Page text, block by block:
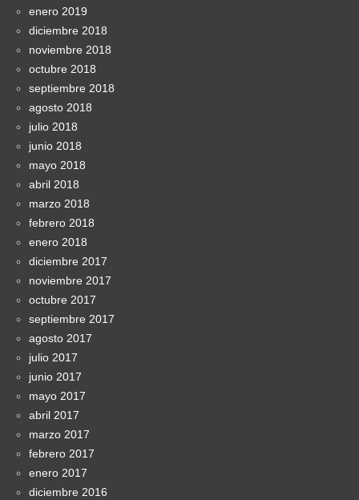
enero 2019
diciembre 2018
noviembre 2018
octubre 2018
septiembre 2018
agosto 2018
julio 2018
junio 2018
mayo 2018
abril 2018
marzo 2018
febrero 2018
enero 2018
diciembre 2017
noviembre 2017
octubre 2017
septiembre 2017
agosto 2017
julio 2017
junio 2017
mayo 2017
abril 2017
marzo 2017
febrero 2017
enero 2017
diciembre 2016